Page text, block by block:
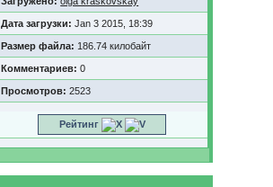
Дата загрузки:Jan 3 2015, 18:39
Размер файла: 186.74 килобайт
Комментариев: 0
Просмотров:2523
Рейтинг